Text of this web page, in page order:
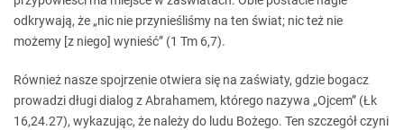
odkrywają, że „nic nie przynieśliśmy na ten świat; nic też nie
możemy [z niego] wynieść” (1 Tm 6,7).
Również nasze spojrzenie otwiera się na zaświaty, gdzie bogacz
prowadzi długi dialog z Abrahamem, którego nazywa „Ojcem” (Łk
16,24.27), wykazując, że należy do ludu Bożego. Ten szczegół czyni